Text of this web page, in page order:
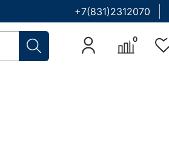
+7(831)2312070
0